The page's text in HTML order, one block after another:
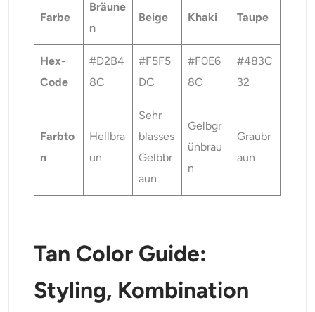
Farbe
Bräune
n
Beige Khaki Taupe
Hex-
Code
#D2B4
8C
#F5F5
DC
#F0E6
8C
#483C
32
Farbto
n
Hellbra
un
Sehr
blasses
Gelbbr
aun
Gelbgr
ünbrau
n
Graubr
aun
Tan Color Guide:
Styling, Kombination